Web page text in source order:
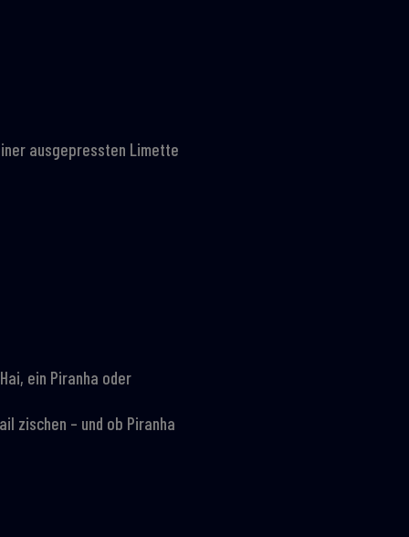
ausgepressten Limette
ein Piranha oder
zischen – und ob Piranha